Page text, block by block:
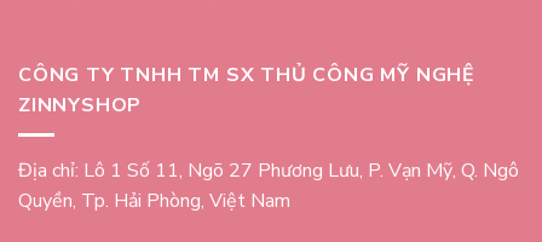
CÔNG TY TNHH TM SX THỦ CÔNG MỸ NGHỆ
ZINNYSHOP
Địa chỉ: Lô 1 Số 11, Ngõ 27 Phương Lưu, P. Vạn Mỹ, Q. Ngô
Quyền, Tp. Hải Phòng, Việt Nam